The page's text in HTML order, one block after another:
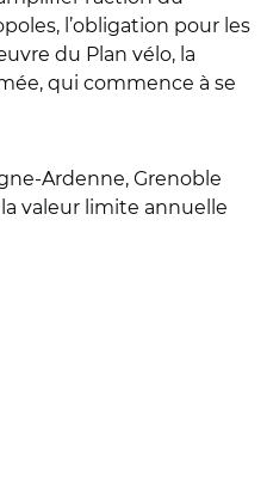
l’obligation pour les
du Plan vélo, la
qui commence à se
Ardenne, Grenoble
valeur limite annuelle